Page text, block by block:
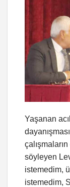
Yaşanan
söyleyen
istemedim,
istemedim,